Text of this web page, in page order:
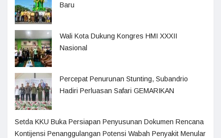
Baru
Wali Kota Dukung Kongres HMI XXXII
Nasional
Percepat Penurunan Stunting, Subandrio
Hadiri Perluasan Safari GEMARIKAN
Setda KKU Buka Persiapan Penyusunan Dokumen Rencana
Kontijensi Penanggulangan Potensi Wabah Penyakit Menular